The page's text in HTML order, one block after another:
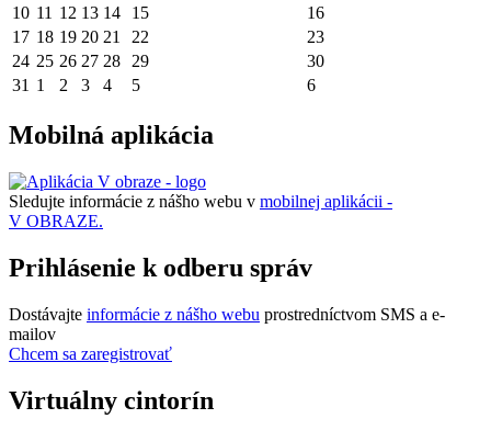
10 11 12 13 14 15
16
17 18 19 20 21 22
23
24 25 26 27 28 29
30
31 1 2 3 4 5 6
Mobilná aplikácia
Sledujte informácie z nášho webu v mobilnej aplikácii -
V OBRAZE.
Prihlásenie k odberu správ
Dostávajte informácie z nášho webu prostredníctvom SMS a e-
mailov
Chcem sa zaregistrovať
Virtuálny cintorín